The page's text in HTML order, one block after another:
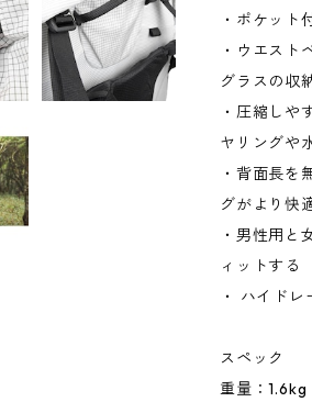
・ポケット
・ウエスト
グラスの収
・圧縮しや
ヤリングや
・背面長を
グがより快
・男性用と
ィットする
・ ハイド
スペック
重量：1.6kg